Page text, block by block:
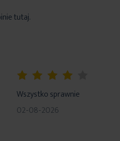
tutaj.
Wszystko sprawnie
02-08-2026